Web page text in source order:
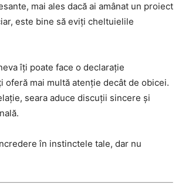
mai ales dacă ai amânat un proiect
este bine să eviți cheltuielile
îți poate face o declarație
oferă mai multă atenție decât de obicei.
seara aduce discuții sincere și
în instinctele tale, dar nu